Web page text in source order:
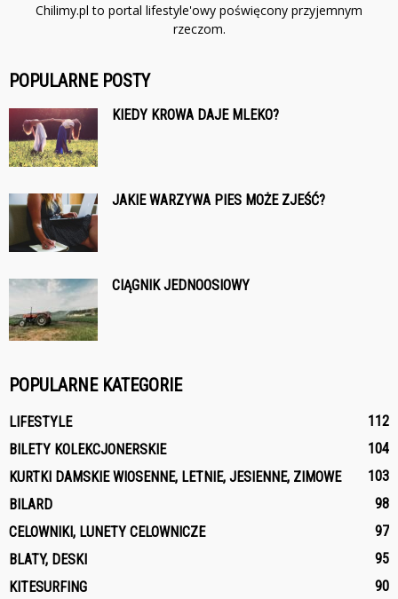
Chilimy.pl to portal lifestyle'owy poświęcony przyjemnym
rzeczom.
POPULARNE POSTY
KIEDY KROWA DAJE MLEKO?
JAKIE WARZYWA PIES MOŻE ZJEŚĆ?
CIĄGNIK JEDNOOSIOWY
POPULARNE KATEGORIE
LIFESTYLE
112
BILETY KOLEKCJONERSKIE
104
KURTKI DAMSKIE WIOSENNE, LETNIE, JESIENNE, ZIMOWE
103
BILARD
98
CELOWNIKI, LUNETY CELOWNICZE
97
BLATY, DESKI
95
KITESURFING
90